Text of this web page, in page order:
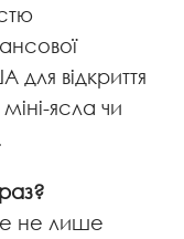
відкриття
ясла чи
не лише